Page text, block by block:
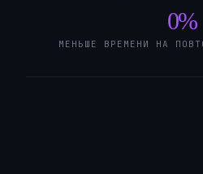
0%
МЕНЬШЕ ВРЕМЕНИ НА